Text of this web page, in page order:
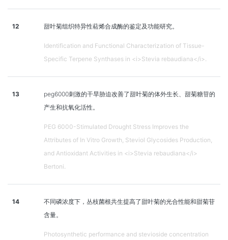
12 甜叶菊组织特异性萜烯合成酶的鉴定及功能研究。
Identification and Functional Characterization of Tissue-
Specific Terpene Synthases in <i>Stevia rebaudiana</i>.
13
peg6000刺激的干旱胁迫改善了甜叶菊的体外生长、甜菊糖苷的
产生和抗氧化活性。
PEG 6000-Stimulated Drought Stress Improves the
Attributes of In Vitro Growth, Steviol Glycosides Production,
and Antioxidant Activities in <i>Stevia rebaudiana</i>
Bertoni.
14
不同磷浓度下，丛枝菌根共生提高了甜叶菊的光合性能和甜菊苷
含量。
Photosynthetic performance and stevioside concentration